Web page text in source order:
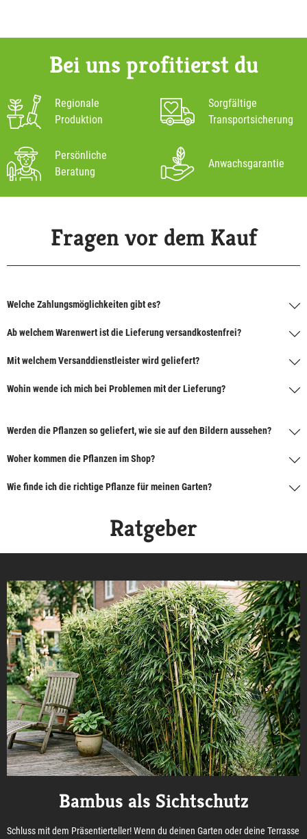
Bei uns profitierst du
Regionale
Produktion
Sorgfältige
Transportsicherung
Persönliche
Beratung
Anwachsgarantie
Fragen vor dem Kauf
Welche Zahlungsmöglichkeiten gibt es?
Ab welchem Warenwert ist die Lieferung versandkostenfrei?
Mit welchem Versanddienstleister wird geliefert?
Wohin wende ich mich bei Problemen mit der Lieferung?
Werden die Pflanzen so geliefert, wie sie auf den Bildern aussehen?
Woher kommen die Pflanzen im Shop?
Wie finde ich die richtige Pflanze für meinen Garten?
Ratgeber
Bambus als Sichtschutz
Schluss mit dem Präsentierteller! Wenn du deinen Garten oder deine Terrasse